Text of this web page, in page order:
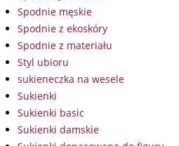
Spodnie męskie
Spodnie z ekoskóry
Spodnie z materiału
Styl ubioru
sukieneczka na wesele
Sukienki
Sukienki basic
Sukienki damskie